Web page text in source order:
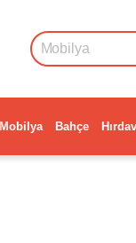
Mobilya Bahçe